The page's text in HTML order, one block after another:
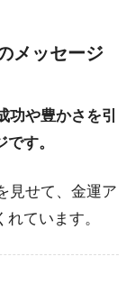
メッセージ
功や豊かさを引
す。
見せて、金運ア
ています。